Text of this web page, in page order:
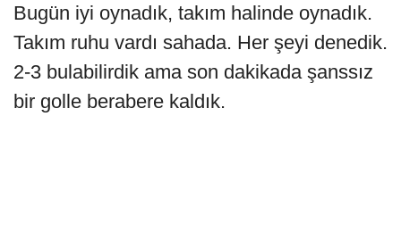
Bugün iyi oynadık, takım halinde oynadık.
Takım ruhu vardı sahada. Her şeyi denedik.
2-3 bulabilirdik ama son dakikada şanssız
bir golle berabere kaldık.